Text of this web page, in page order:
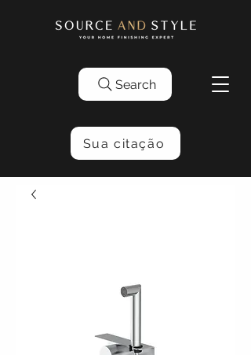
Search
Sua citação